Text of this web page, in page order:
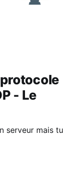
- Le
serveur mais tu